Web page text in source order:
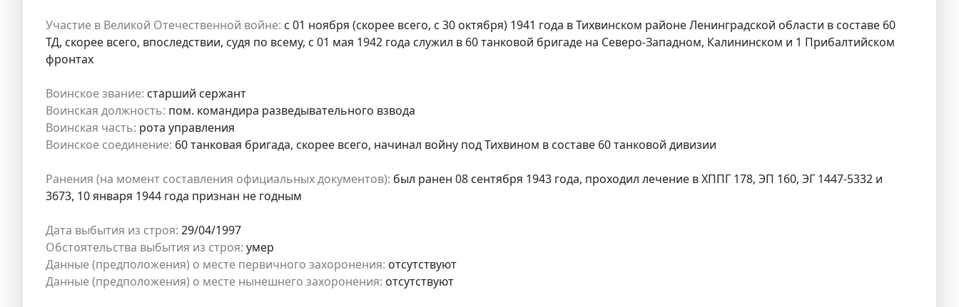
Участие в Великой Отечественной войне: с 01 ноября (скорее всего, с 30 октября) 1941 года в Тихвинском районе Ленинградской области в составе 60
ТД, скорее всего, впоследствии, судя по всему, с 01 мая 1942 года служил в 60 танковой бригаде на Северо-Западном, Калининском и 1 Прибалтийском
фронтах
Воинское звание: старший сержант
Воинская должность: пом. командира разведывательного взвода
Воинская часть: рота управления
Воинское соединение: 60 танковая бригада, скорее всего, начинал войну под Тихвином в составе 60 танковой дивизии
Ранения (на момент составления официальных документов): был ранен 08 сентября 1943 года, проходил лечение в ХППГ 178, ЭП 160, ЭГ 1447-5332 и
3673, 10 января 1944 года признан не годным
Дата выбытия из строя: 29/04/1997
Обстоятельства выбытия из строя: умер
Данные (предположения) о месте первичного захоронения: отсутствуют
Данные (предположения) о месте нынешнего захоронения: отсутствуют